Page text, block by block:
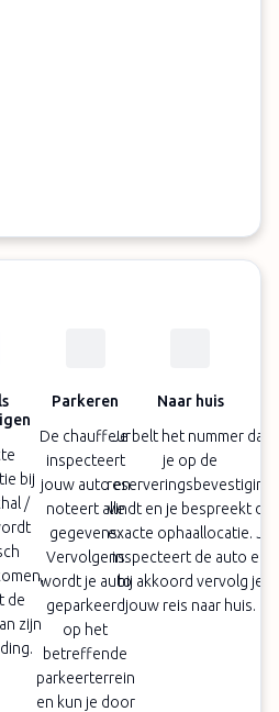
bij
/
de
zijn
Parkeren
De chauffeur
inspecteert
jouw auto en
noteert alle
gegevens.
Vervolgens
wordt je auto
geparkeerd
op het
betreffende
parkeerterrein
en kun je door
Naar huis
Je belt het nummer dat
je op de
reserveringsbevestiging
vindt en je bespreekt de
exacte ophaallocatie. Je
inspecteert de auto en
bij akkoord vervolg je
jouw reis naar huis.